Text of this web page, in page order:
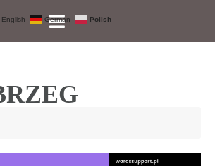
English German Polish